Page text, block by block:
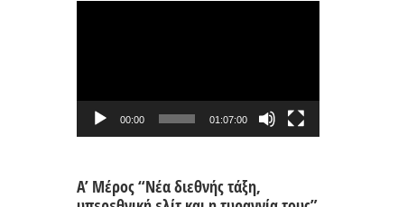
00:00 01:07:00
Α’ Μέρος “Νέα διεθνής τάξη,